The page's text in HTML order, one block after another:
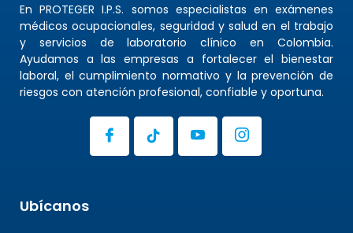
En PROTEGER I.P.S. somos especialistas en exámenes
médicos ocupacionales, seguridad y salud en el trabajo
y servicios de laboratorio clínico en Colombia.
Ayudamos a las empresas a fortalecer el bienestar
laboral, el cumplimiento normativo y la prevención de
riesgos con atención profesional, confiable y oportuna.
Ubícanos